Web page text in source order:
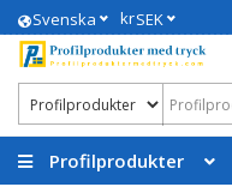
Svenska krSEK
Profilprodukter